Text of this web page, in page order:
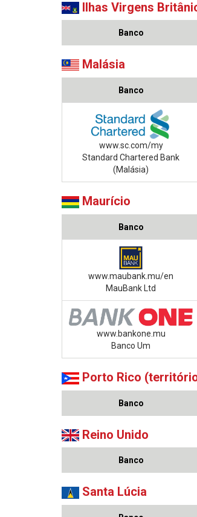
Ilhas Virgens
Banco
Malásia
Banco
www.sc.com/my
Standard Chartered Bank
(Malásia)
Maurício
Banco
www.maubank.mu/en
MauBank Ltd
www.bankone.mu
Banco Um
Porto Rico
Banco
Reino Unido
Banco
Santa Lúcia